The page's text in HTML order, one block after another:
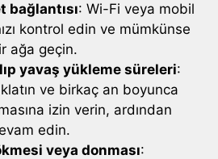
bağlantısı: Wi-Fi veya mobil
kontrol edin ve mümkünse
ağa geçin.
yavaş yükleme süreleri:
ve birkaç an boyunca
izin verin, ardından
edin.
veya donması: